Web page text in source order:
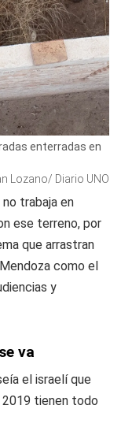
enterradas en
Lozano/ Diario UNO
trabaja en
ese terreno, por
que arrastran
como el
y
va
el israelí que
2019 tienen todo